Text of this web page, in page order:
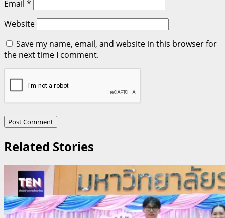
Email *
Website
Save my name, email, and website in this browser for
the next time I comment.
Related Stories